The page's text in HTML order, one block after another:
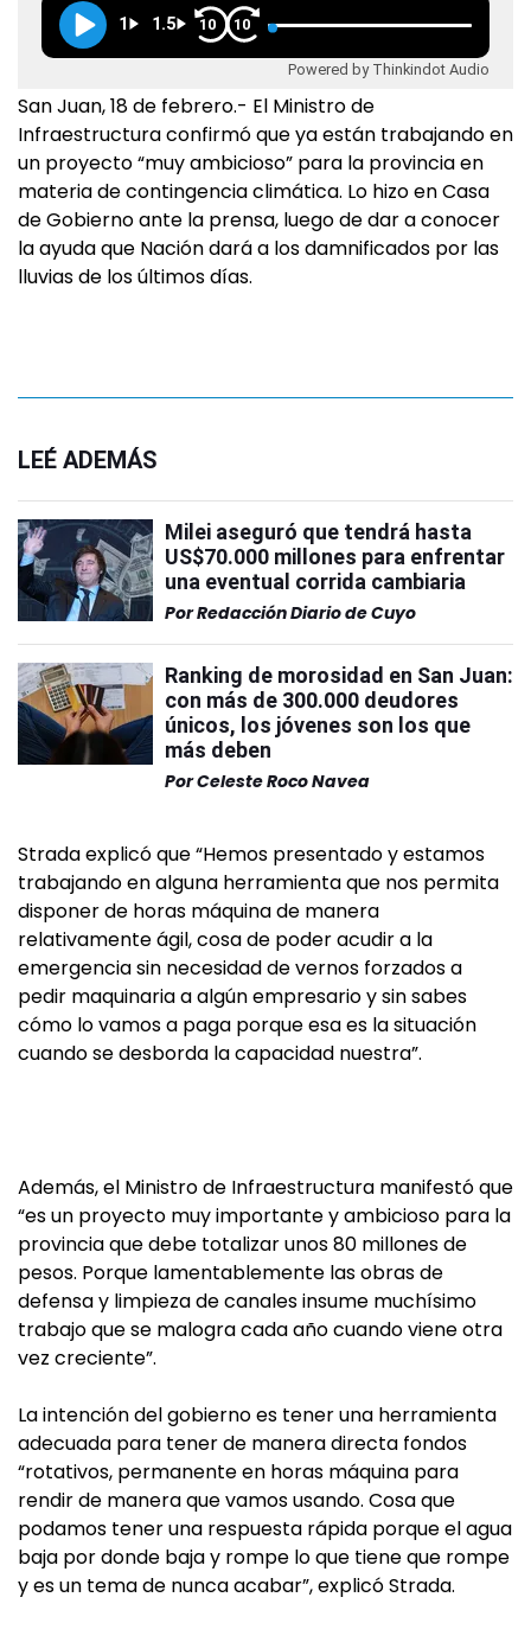
1 1.5 10 10
Powered by Thinkindot Audio
San Juan, 18 de febrero.- El Ministro de
Infraestructura confirmó que ya están trabajando en
un proyecto “muy ambicioso” para la provincia en
materia de contingencia climática. Lo hizo en Casa
de Gobierno ante la prensa, luego de dar a conocer
la ayuda que Nación dará a los damnificados por las
lluvias de los últimos días.
LEÉ ADEMÁS
Milei aseguró que tendrá hasta
US$70.000 millones para enfrentar
una eventual corrida cambiaria
PorRedacción Diario de Cuyo
Ranking de morosidad en San Juan:
con más de 300.000 deudores
únicos, los jóvenes son los que
más deben
PorCeleste Roco Navea
Strada explicó que “Hemos presentado y estamos
trabajando en alguna herramienta que nos permita
disponer de horas máquina de manera
relativamente ágil, cosa de poder acudir a la
emergencia sin necesidad de vernos forzados a
pedir maquinaria a algún empresario y sin sabes
cómo lo vamos a paga porque esa es la situación
cuando se desborda la capacidad nuestra”.
Además, el Ministro de Infraestructura manifestó que
“es un proyecto muy importante y ambicioso para la
provincia que debe totalizar unos 80 millones de
pesos. Porque lamentablemente las obras de
defensa y limpieza de canales insume muchísimo
trabajo que se malogra cada año cuando viene otra
vez creciente”.
La intención del gobierno es tener una herramienta
adecuada para tener de manera directa fondos
“rotativos, permanente en horas máquina para
rendir de manera que vamos usando. Cosa que
podamos tener una respuesta rápida porque el agua
baja por donde baja y rompe lo que tiene que rompe
y es un tema de nunca acabar”, explicó Strada.